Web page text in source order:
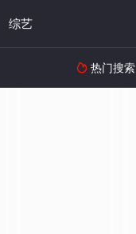
综艺
 热门搜索